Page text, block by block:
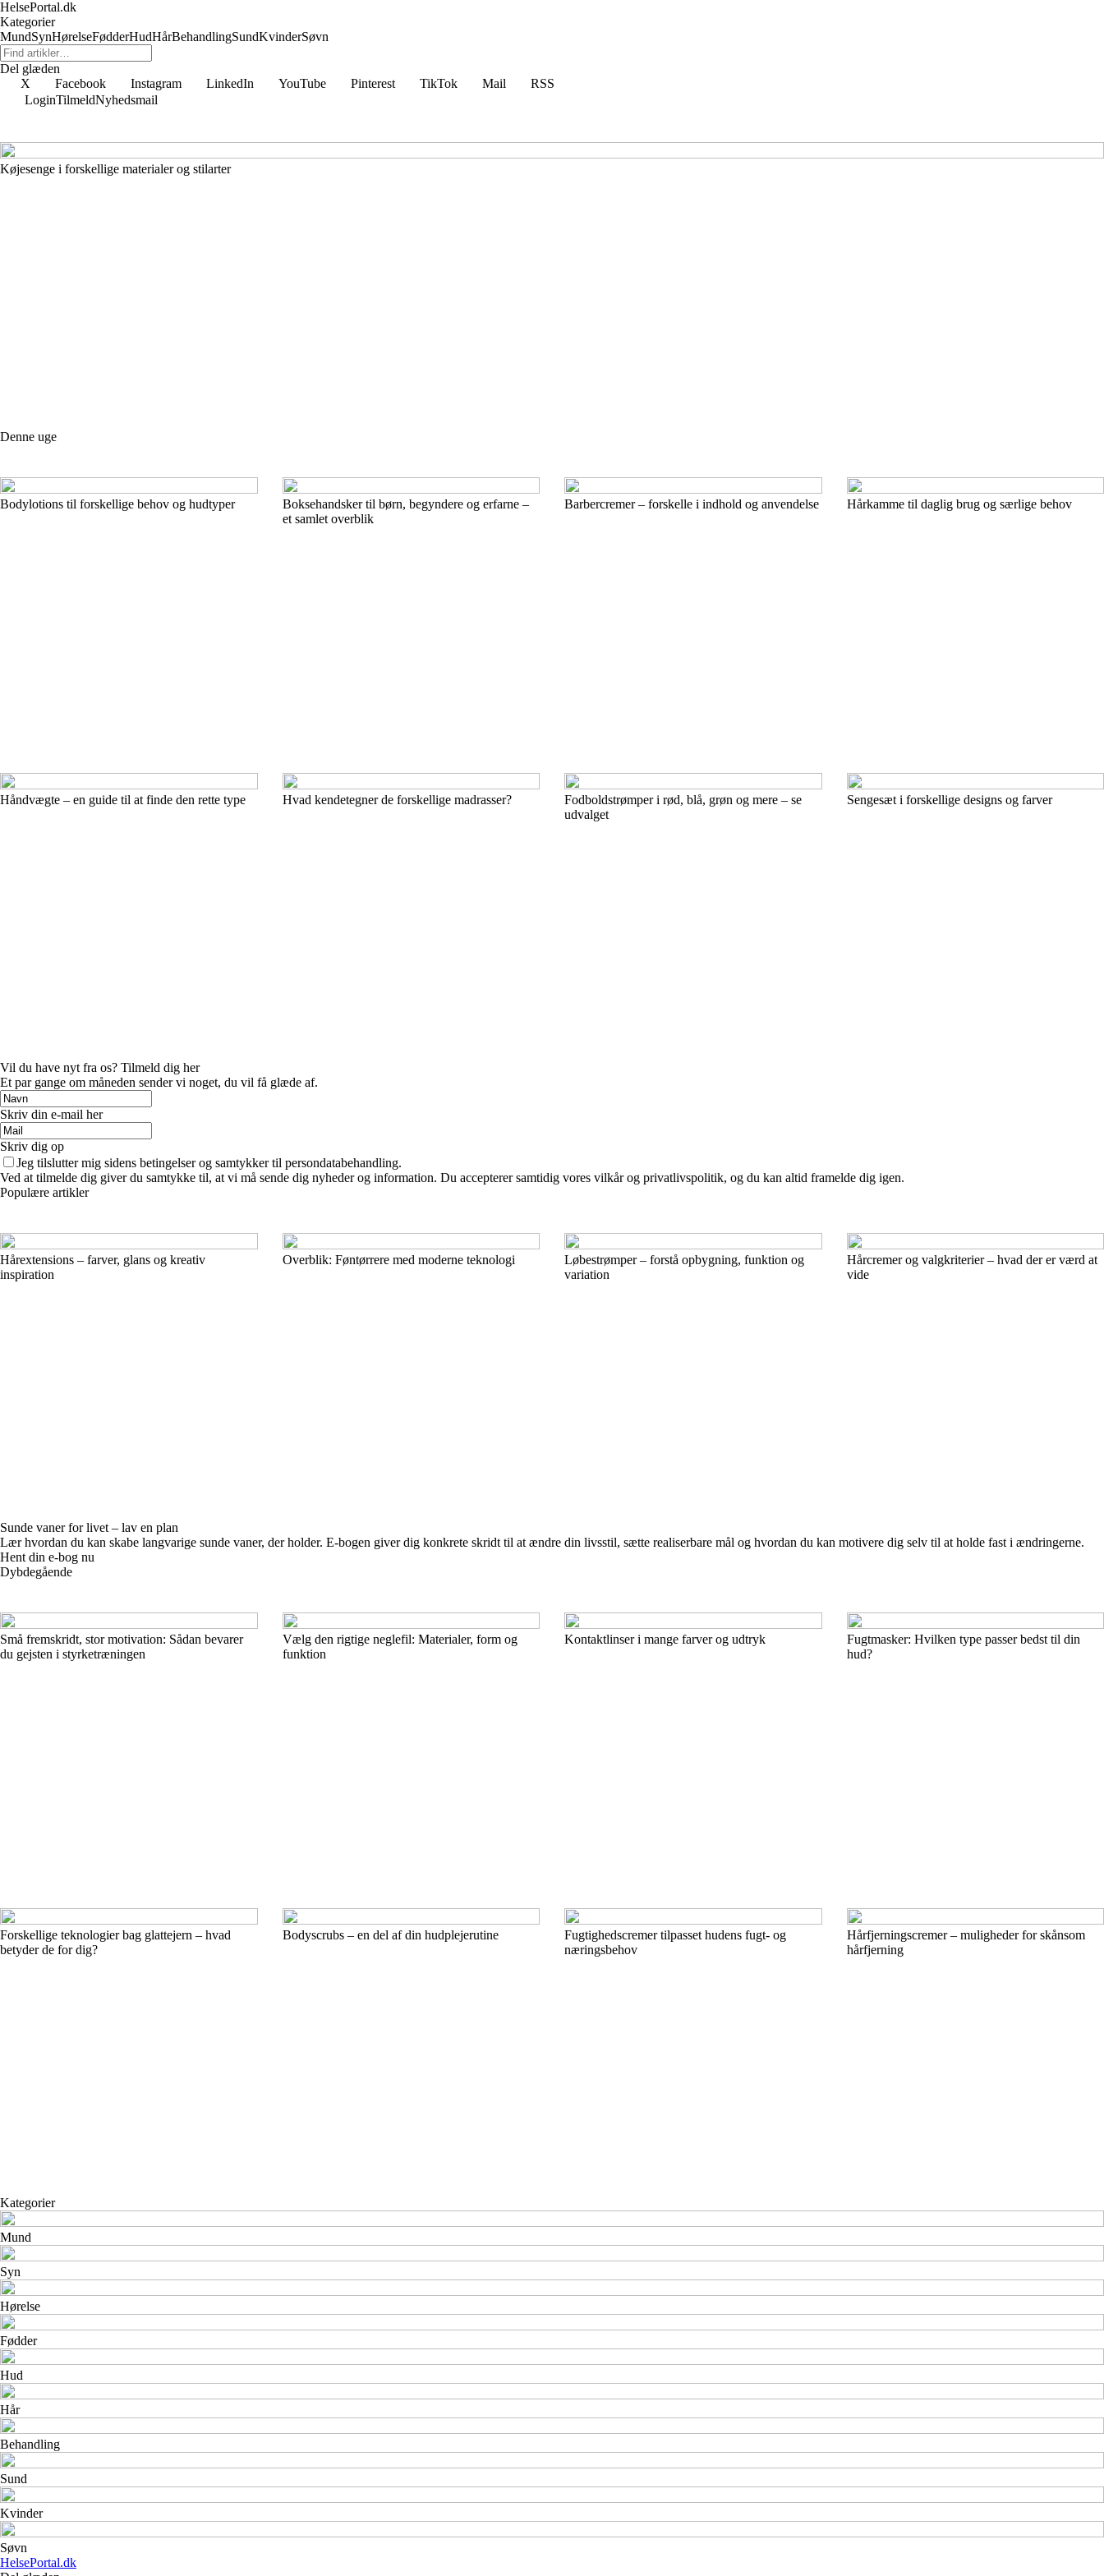
HelsePortal.dk
Kategorier
MundSynHørelseFødderHudHårBehandlingSundKvinderSøvn
Del glæden
X
Facebook Instagram LinkedIn YouTube Pinterest TikTok Mail
RSS
LoginTilmeldNyhedsmail
Køjesenge i forskellige materialer og stilarter
Denne uge
Bodylotions til forskellige behov og hudtyper
Boksehandsker til børn, begyndere og erfarne –
et samlet overblik
Barbercremer – forskelle i indhold og anvendelse Hårkamme til daglig brug og særlige behov
Håndvægte – en guide til at finde den rette type Hvad kendetegner de forskellige madrasser?
Fodboldstrømper i rød, blå, grøn og mere – se
udvalget
Sengesæt i forskellige designs og farver
Vil du have nyt fra os? Tilmeld dig her
Et par gange om måneden sender vi noget, du vil få glæde af.
Skriv din e-mail her
Skriv dig op
Jeg tilslutter mig sidens betingelser og samtykker til persondatabehandling.
Ved at tilmelde dig giver du samtykke til, at vi må sende dig nyheder og information. Du accepterer samtidig vores vilkår og privatlivspolitik, og du kan altid framelde dig igen.
Populære artikler
Hårextensions – farver, glans og kreativ
inspiration
Overblik: Føntørrere med moderne teknologi
Løbestrømper – forstå opbygning, funktion og
variation
Hårcremer og valgkriterier – hvad der er værd at
vide
Sunde vaner for livet – lav en plan
Lær hvordan du kan skabe langvarige sunde vaner, der holder. E-bogen giver dig konkrete skridt til at ændre din livsstil, sætte realiserbare mål og hvordan du kan motivere dig selv til at holde fast i ændringerne.
Hent din e-bog nu
Dybdegående
Små fremskridt, stor motivation: Sådan bevarer
du gejsten i styrketræningen
Vælg den rigtige neglefil: Materialer, form og
funktion
Kontaktlinser i mange farver og udtryk
Fugtmasker: Hvilken type passer bedst til din
hud?
Forskellige teknologier bag glattejern – hvad
betyder de for dig?
Bodyscrubs – en del af din hudplejerutine
Fugtighedscremer tilpasset hudens fugt- og
næringsbehov
Hårfjerningscremer – muligheder for skånsom
hårfjerning
Kategorier
Mund
Syn
Hørelse
Fødder
Hud
Hår
Behandling
Sund
Kvinder
Søvn
HelsePortal.dk